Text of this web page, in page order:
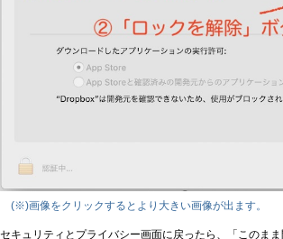
(※)画像をクリックするとより大きい画像が出ます。
セキュリティとプライバシー画面に戻ったら、「このま